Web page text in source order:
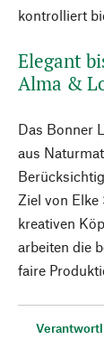
kontrolliert
Elegant
Alma &
Das Bonner
aus
Ziel von
kreativen
arbeiten die
faire